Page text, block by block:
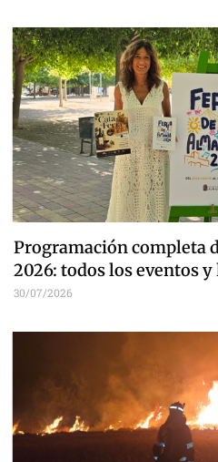
Programación completa
2026: todos los eventos
30/07/2026